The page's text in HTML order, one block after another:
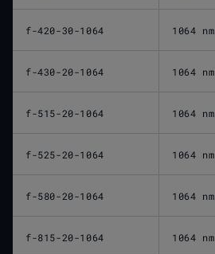
f-420-30-1064 1064 nm
f-430-20-1064 1064 nm
f-515-20-1064 1064 nm
f-525-20-1064 1064 nm
f-580-20-1064 1064 nm
f-815-20-1064 1064 nm